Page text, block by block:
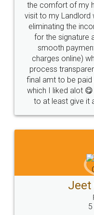
the comfort of my
visit to my Landlord
eliminating the
for the signature
smooth
charges online)
process
final amt to be
which I liked alot
to at least give it
Jeet
5